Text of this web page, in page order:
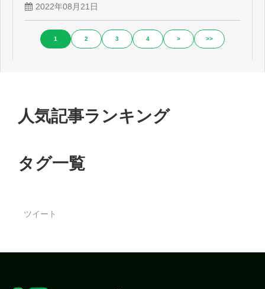
2022年08月21日
1 2 3 4 > >>
人気記事ランキング
タグ一覧
ツイート